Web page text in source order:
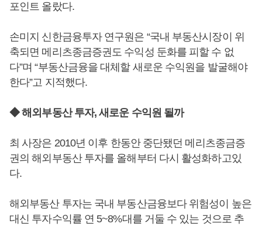
포인트 올랐다.
손미지 신한금융투자 연구원은 “국내 부동산시장이 위
축되면 메리츠종금증권도 수익성 둔화를 피할 수 없
다”며 “부동산금융을 대체할 새로운 수익원을 발굴해야
한다”고 지적했다.
◆ 해외부동산 투자, 새로운 수익원 될까
최 사장은 2010년 이후 한동안 중단됐던 메리츠종금증
권의 해외부동산 투자를 올해부터 다시 활성화하고있
다.
해외부동산 투자는 국내 부동산금융보다 위험성이 높은
대신 투자수익률 연 5~8%대를 거둘 수 있는 것으로 추